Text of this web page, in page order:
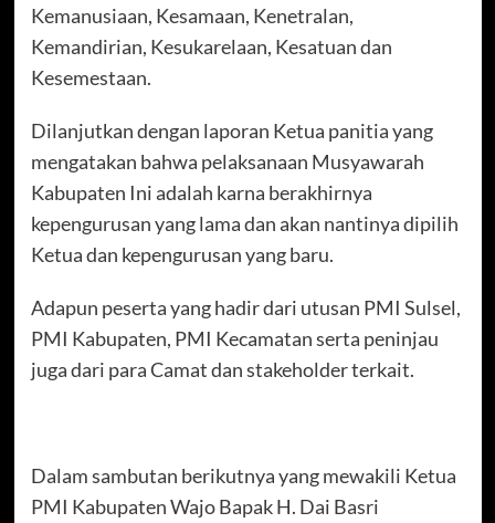
Kemanusiaan, Kesamaan, Kenetralan,
Kemandirian, Kesukarelaan, Kesatuan dan
Kesemestaan.
Dilanjutkan dengan laporan Ketua panitia yang
mengatakan bahwa pelaksanaan Musyawarah
Kabupaten Ini adalah karna berakhirnya
kepengurusan yang lama dan akan nantinya dipilih
Ketua dan kepengurusan yang baru.
Adapun peserta yang hadir dari utusan PMI Sulsel,
PMI Kabupaten, PMI Kecamatan serta peninjau
juga dari para Camat dan stakeholder terkait.
Dalam sambutan berikutnya yang mewakili Ketua
PMI Kabupaten Wajo Bapak H. Dai Basri